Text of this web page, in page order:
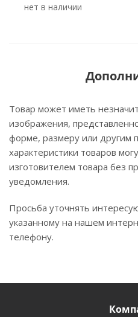
Нет в наличии
Товар может иметь
изображения,
форме, размеру или другим
характеристики товаров
изготовителем товара без
уведомления.
Просьба уточнять
указанному на нашем
телефону.